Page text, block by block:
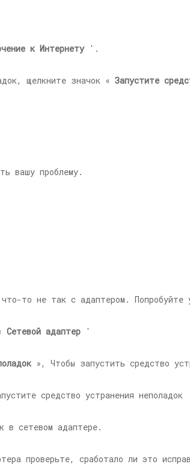
к Интернету'.
щелкните значок « Запустите
вашу проблему.
то не так с адаптером. Попробуйте
Сетевой адаптер '
», Чтобы запустить средство
в сетевом адаптере.
проверьте, сработало ли это